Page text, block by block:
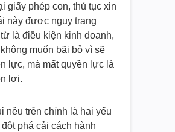
giấy phép con, thủ tục xin
này được ngụy trang
là điều kiện kinh doanh,
muốn bãi bỏ vì sẽ
lực, mà mất quyền lực là
lợi.
nêu trên chính là hai yếu
phá cải cách hành